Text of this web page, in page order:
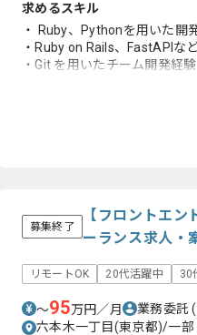
求めるスキル
・ Ruby、Pythonを用いた開
・Ruby on Rails、FastAPIな
・Git を用いたチーム開発経験
募集終了
【フロントエン
ーランス求人・
リモートOK 20代活躍中 30
〜95万円／月 業務委託
六本木一丁目(東京都)/一部